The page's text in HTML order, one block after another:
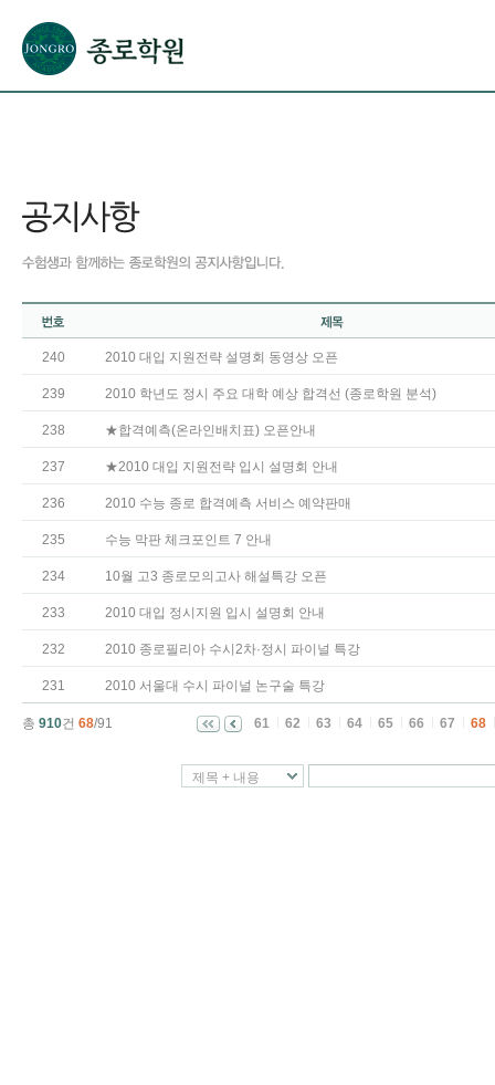
240 2010 대입 지원전략 설명회 동영상 오픈
239 2010 학년도 정시 주요 대학 예상 합격선 (종로학원 분석)
238 ★합격예측(온라인배치표) 오픈안내
237 ★2010 대입 지원전략 입시 설명회 안내
236 2010 수능 종로 합격예측 서비스 예약판매
235 수능 막판 체크포인트 7 안내
234 10월 고3 종로모의고사 해설특강 오픈
233 2010 대입 정시지원 입시 설명회 안내
232 2010 종로필리아 수시2차·정시 파이널 특강
231 2010 서울대 수시 파이널 논구술 특강
총 910건 68/91 61 62 63 64 65 66 67 68
제목 + 내용